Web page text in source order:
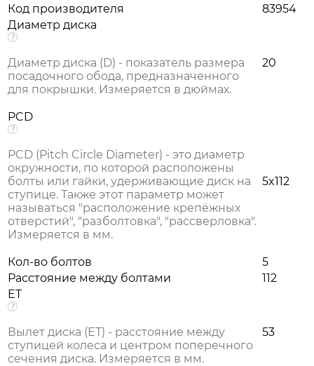
Код производителя
83954
Диаметр диска
Диаметр диска (D) - показатель размера
посадочного обода, предназначенного
для покрышки. Измеряется в дюймах.
20
PCD
PCD (Pitch Circle Diameter) - это диаметр
окружности, по которой расположены
болты или гайки, удерживающие диск на
ступице. Также этот параметр может
называться "расположение крепёжных
отверстий", "разболтовка", "рассверловка".
Измеряется в мм.
5x112
Кол-во болтов
5
Расстояние между болтами
112
ET
Вылет диска (ЕТ) - расстояние между
ступицей колеса и центром поперечного
сечения диска. Измеряется в мм.
53